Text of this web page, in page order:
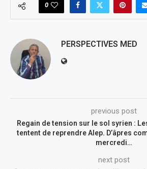
0
PERSPECTIVES MED
previous post
Regain de tension sur le sol syrien :
tentent de reprendre Alep. D’âpres
mercredi…
next post